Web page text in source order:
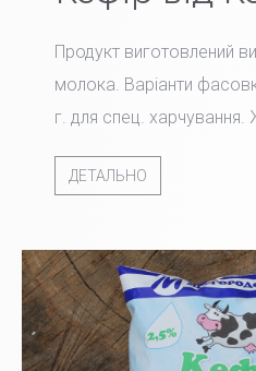
Продукт виготовлений
молока. Варіанти
г. для спец. харчування.
ДЕТАЛЬНО